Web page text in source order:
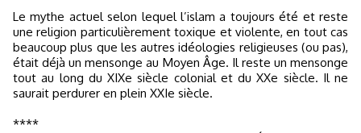
Le mythe actuel selon lequel l’islam a toujours été et reste
une religion particulièrement toxique et violente, en tout cas
beaucoup plus que les autres idéologies religieuses (ou pas),
était déjà un mensonge au Moyen Âge. Il reste un mensonge
tout au long du XIXe siècle colonial et du XXe siècle. Il ne
saurait perdurer en plein XXIe siècle.
****